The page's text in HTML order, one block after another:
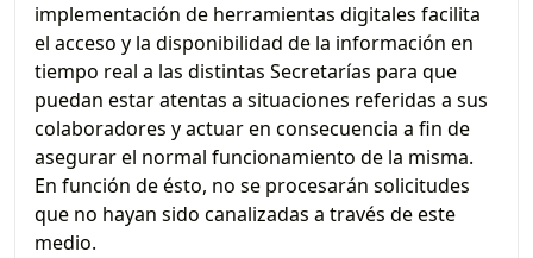
implementación de herramientas digitales facilita
el acceso y la disponibilidad de la información en
tiempo real a las distintas Secretarías para que
puedan estar atentas a situaciones referidas a sus
colaboradores y actuar en consecuencia a fin de
asegurar el normal funcionamiento de la misma.
En función de ésto, no se procesarán solicitudes
que no hayan sido canalizadas a través de este
medio.